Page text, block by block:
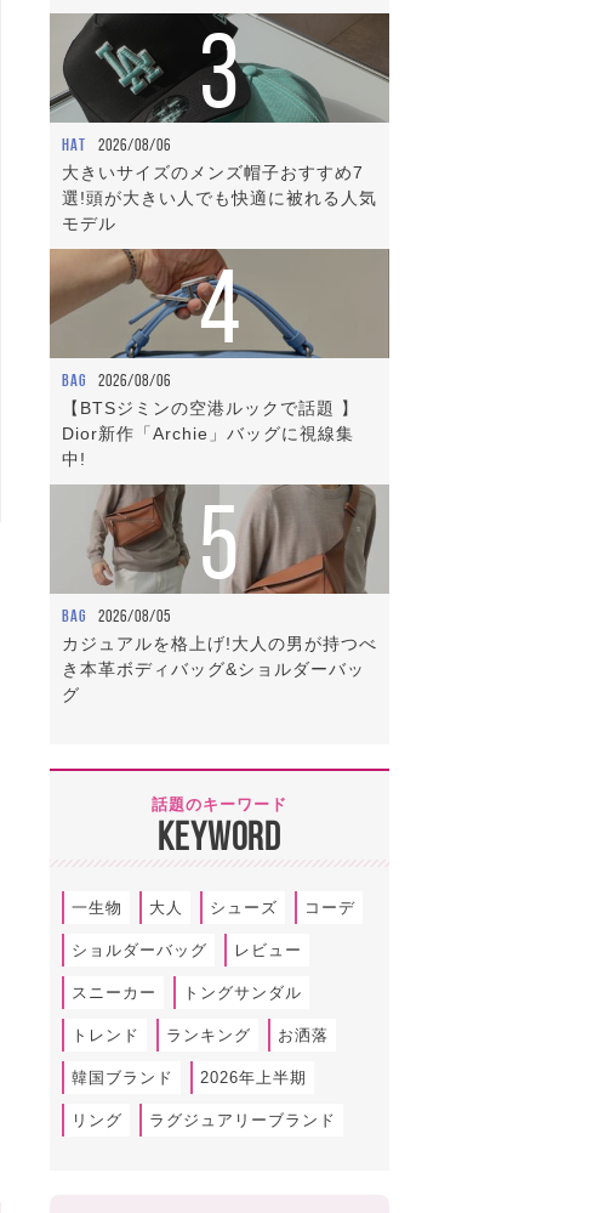
3
HAT 2026/08/06
大きいサイズのメンズ帽子おすすめ7
選!頭が大きい人でも快適に被れる人気
モデル
4
BAG 2026/08/06
【BTSジミンの空港ルックで話題 】
Dior新作「Archie」バッグに視線集
中!
5
BAG 2026/08/05
カジュアルを格上げ!大人の男が持つべ
き本革ボディバッグ&ショルダーバッ
グ
話題のキーワード
KEYWORD
一生物 大人 シューズ コーデ
ショルダーバッグ レビュー
スニーカー トングサンダル
トレンド ランキング お洒落
韓国ブランド 2026年上半期
リング ラグジュアリーブランド